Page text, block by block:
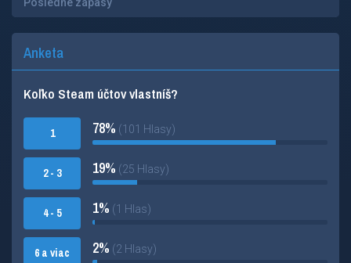
Anketa
Koľko Steam účtov vlastníš?
1
2 - 3
4 - 5
6 a viac
78% (101 Hlasy)
19% (25 Hlasy)
1% (1 Hlas)
2% (2 Hlasy)